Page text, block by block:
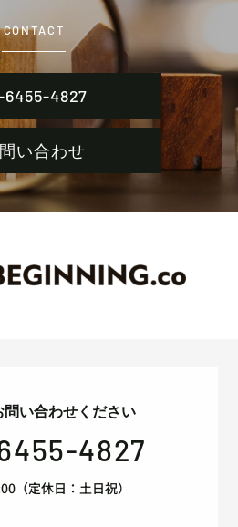
CONTACT
6455-4827
い合わせ
問い合わせください
4827
（定休日：土日祝）